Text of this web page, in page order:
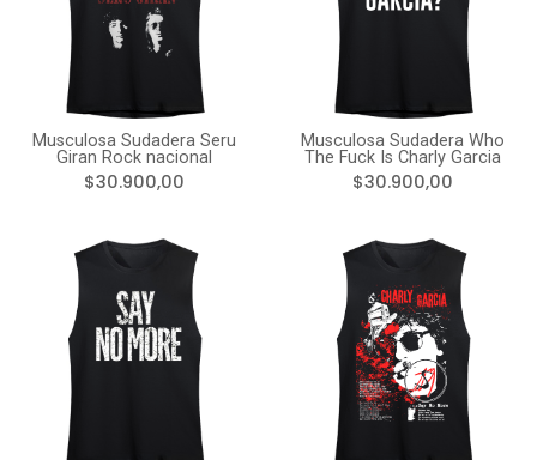
Musculosa Sudadera Seru
Giran Rock nacional
$30.900,00
Musculosa Sudadera Who
The Fuck Is Charly Garcia
$30.900,00